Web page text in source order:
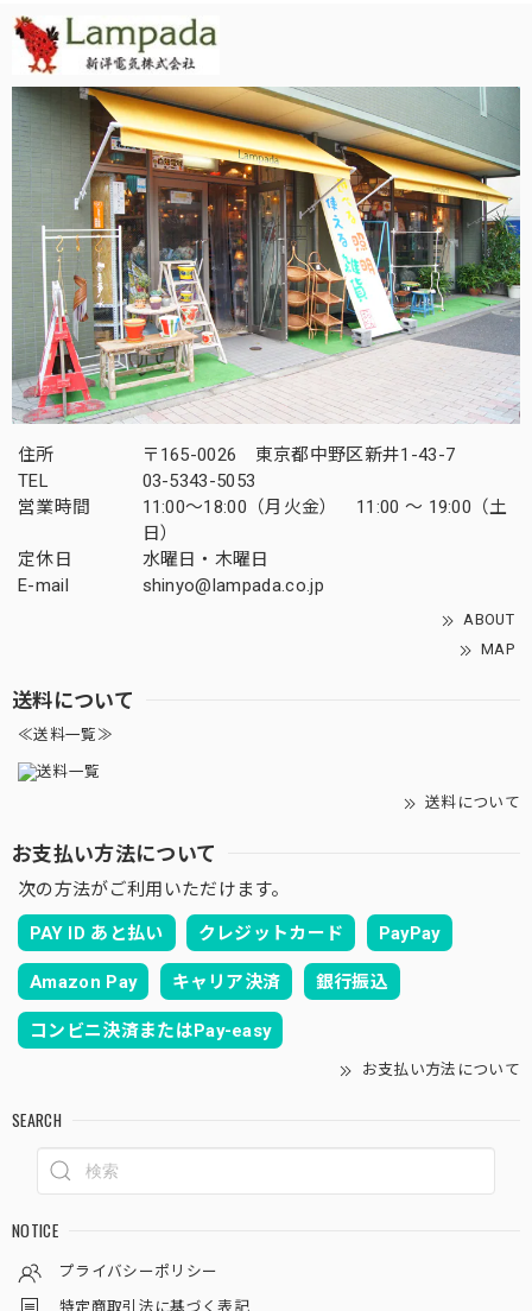
住所
〒165-0026 東京都中野区新井1-43-7
TEL
03-5343-5053
営業時間
11:00～18:00（月火金） 11:00 ～ 19:00（土
日）
定休日
水曜日・木曜日
E-mail
shinyo@lampada.co.jp
ABOUT
MAP
送料について
≪送料一覧≫
送料について
お支払い方法について
次の方法がご利用いただけます。
PAY ID あと払い クレジットカード PayPay
Amazon Pay キャリア決済 銀行振込
コンビニ決済またはPay-easy
お支払い方法について
SEARCH
NOTICE
プライバシーポリシー
特定商取引法に基づく表記